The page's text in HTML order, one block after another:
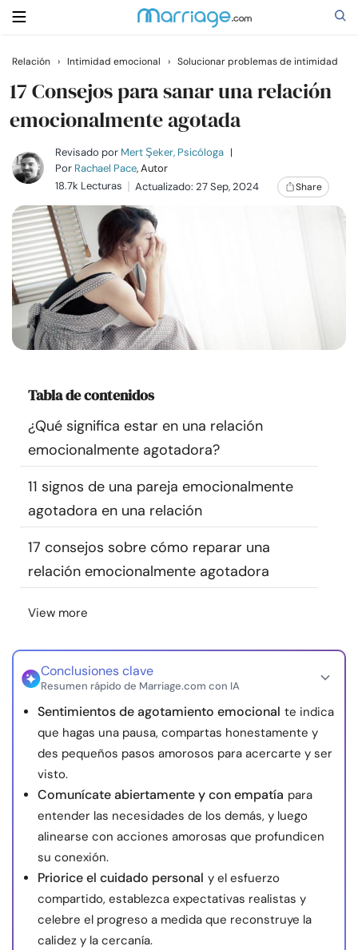
Buscar
Casarse
Relaciones
Familia
Ayuda
Cursos
Comunidad
Encuentra un terapeuta
Idioma
Sobre nosotros Contáctanos Escríbenos
Publicidad con
Relación › Intimidad emocional › Solucionar problemas de intimidad
17 Consejos para sanar una relación
emocionalmente agotada
Revisado por Mert Şeker, Psicóloga |
Por Rachael Pace, Autor
18.7k Lecturas
Actualizado: 27 Sep, 2024 Share
Tabla de contenidos
¿Qué significa estar en una relación
emocionalmente agotadora?
11 signos de una pareja emocionalmente
agotadora en una relación
17 consejos sobre cómo reparar una
relación emocionalmente agotadora
View more
Conclusiones clave
Resumen rápido de Marriage.com con IA
Sentimientos de agotamiento emocional te indica
que hagas una pausa, compartas honestamente y
des pequeños pasos amorosos para acercarte y ser
visto.
Comunícate abiertamente y con empatía para
entender las necesidades de los demás, y luego
alinearse con acciones amorosas que profundicen
su conexión.
Priorice el cuidado personal y el esfuerzo
compartido, establezca expectativas realistas y
celebre el progreso a medida que reconstruye la
calidez y la cercanía.